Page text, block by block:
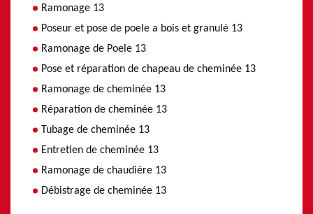
Ramonage 13
Poseur et pose de poele a bois et granulé 13
Ramonage de Poele 13
Pose et réparation de chapeau de cheminée 13
Ramonage de cheminée 13
Réparation de cheminée 13
Tubage de cheminée 13
Entretien de cheminée 13
Ramonage de chaudière 13
Débistrage de cheminée 13